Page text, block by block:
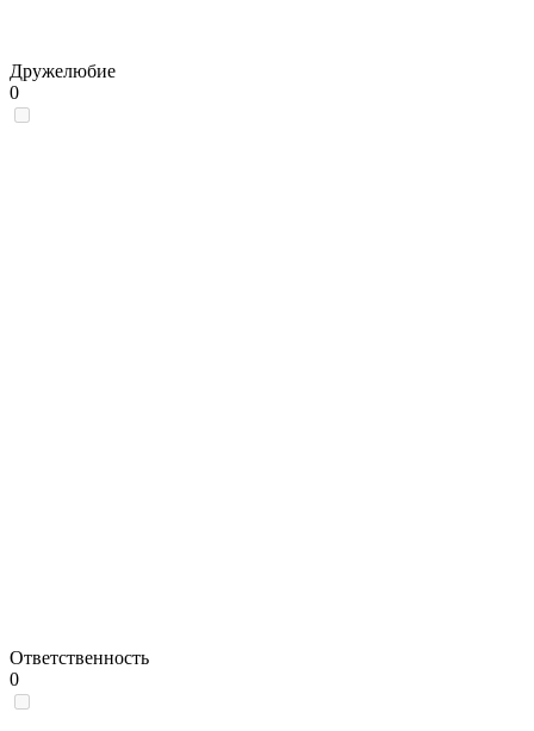
Дружелюбие
0
Ответственность
0